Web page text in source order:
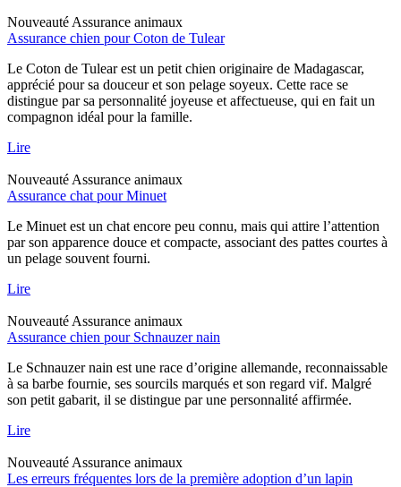
Nouveauté Assurance animaux
Assurance chien pour Coton de Tulear
Le Coton de Tulear est un petit chien originaire de Madagascar,
apprécié pour sa douceur et son pelage soyeux. Cette race se
distingue par sa personnalité joyeuse et affectueuse, qui en fait un
compagnon idéal pour la famille.
Lire
Nouveauté Assurance animaux
Assurance chat pour Minuet
Le Minuet est un chat encore peu connu, mais qui attire l’attention
par son apparence douce et compacte, associant des pattes courtes à
un pelage souvent fourni.
Lire
Nouveauté Assurance animaux
Assurance chien pour Schnauzer nain
Le Schnauzer nain est une race d’origine allemande, reconnaissable
à sa barbe fournie, ses sourcils marqués et son regard vif. Malgré
son petit gabarit, il se distingue par une personnalité affirmée.
Lire
Nouveauté Assurance animaux
Les erreurs fréquentes lors de la première adoption d’un lapin